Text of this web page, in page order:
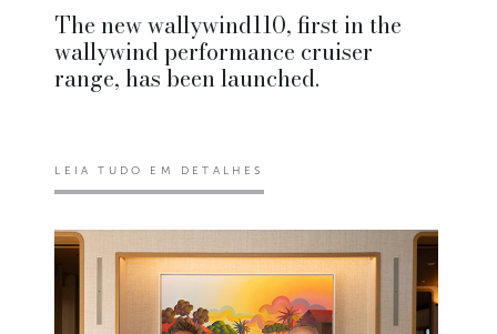
The new wallywind110, first in the
wallywind performance cruiser
range, has been launched.
LEIA TUDO EM DETALHES